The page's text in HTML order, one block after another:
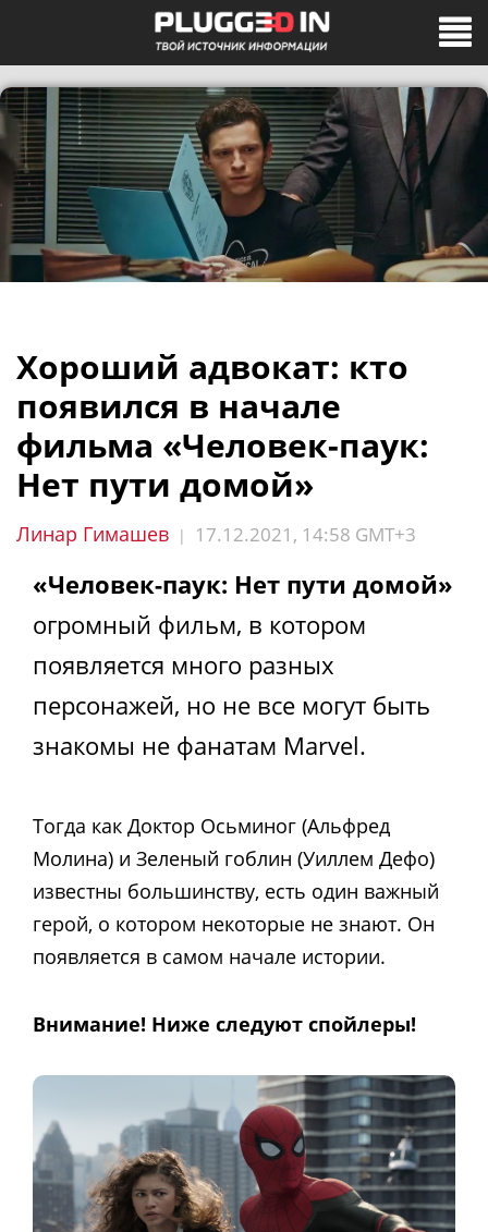
Хороший адвокат: кто
появился в начале
фильма «Человек-паук:
Нет пути домой»
Линар Гимашев | 17.12.2021, 14:58 GMT+3
«Человек-паук: Нет пути домой»
огромный фильм, в котором
появляется много разных
персонажей, но не все могут быть
знакомы не фанатам Marvel.
Тогда как Доктор Осьминог (Альфред
Молина) и Зеленый гоблин (Уиллем Дефо)
известны большинству, есть один важный
герой, о котором некоторые не знают. Он
появляется в самом начале истории.
Внимание! Ниже следуют спойлеры!